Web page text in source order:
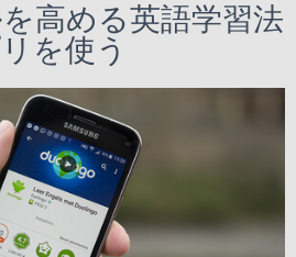
高める英語学習法
を使う